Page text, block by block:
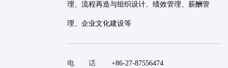
理、流程再造与组织设计、绩效管理、薪酬管
理、企业文化建设等
电 话 +86-27-87556474